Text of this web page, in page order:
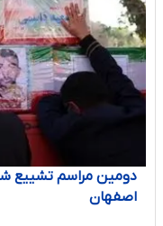
دومین مراسم تشییع
اصفهان